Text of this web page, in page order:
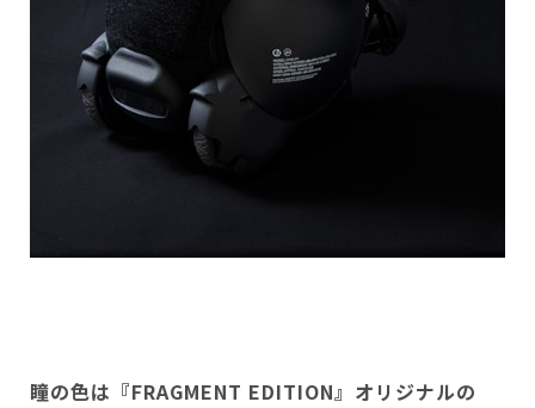
瞳の色は『FRAGMENT EDITION』オリジナルの